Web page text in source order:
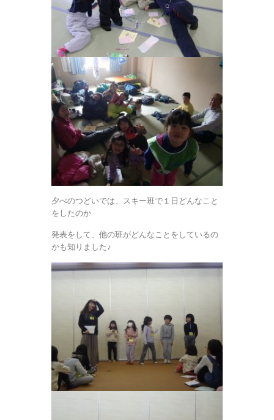
夕べのつどいでは、スキー班で１日どんなこと
をしたのか
発表をして、他の班がどんなことをしているの
かも知りました♪